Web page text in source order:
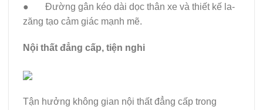
● Đường gân kéo dài dọc thân xe và thiết kế la-
zăng tạo cảm giác mạnh mẽ.
Nội thất đẳng cấp, tiện nghi
Tận hưởng không gian nội thất đẳng cấp trong